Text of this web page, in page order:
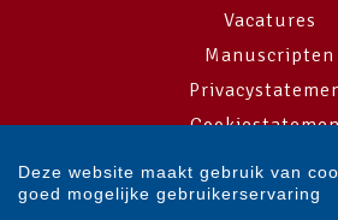
Vacatures
Manuscripten
Cookie-
Deze website maakt gebruik van
goed mogelijke gebruikerservaring